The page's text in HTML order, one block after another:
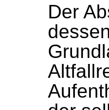
Der